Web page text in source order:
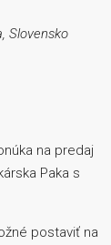
Slovensko
na predaj
Paka s
postaviť na